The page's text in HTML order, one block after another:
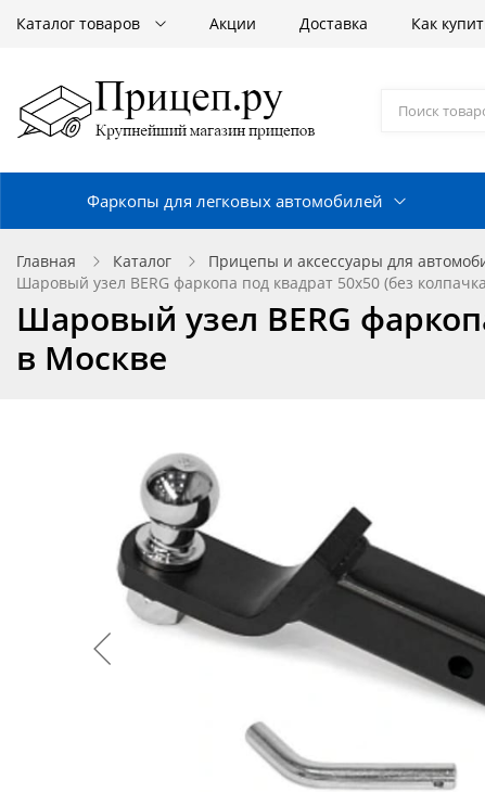
Каталог товаров Акции Доставка Как
Фаркопы для легковых автомобилей
Главная Каталог Прицепы и аксессуары для
Шаровый узел BERG фаркопа под квадрат 50х50 (без
Шаровый узел BERG
в Москве